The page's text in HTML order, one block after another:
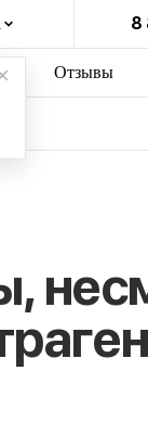
8
Отзывы